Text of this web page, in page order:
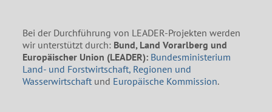
Bei der Durchführung von LEADER-Projekten werden
wir unterstützt durch: Bund, Land Vorarlberg und
Europäischer Union (LEADER): Bundesministerium
Land- und Forstwirtschaft, Regionen und
Wasserwirtschaft und Europäische Kommission.